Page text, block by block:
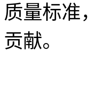
质量标准
贡献。